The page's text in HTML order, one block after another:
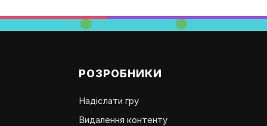
РОЗРОБНИКИ
Надіслати гру
Видалення контенту